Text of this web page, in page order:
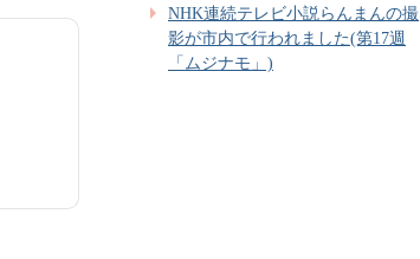
NHK連続テレビ小説らんまんの撮
影が市内で行われました(第17週
「ムジナモ」)